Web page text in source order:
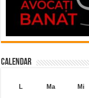
Calendar
L
Ma Mi